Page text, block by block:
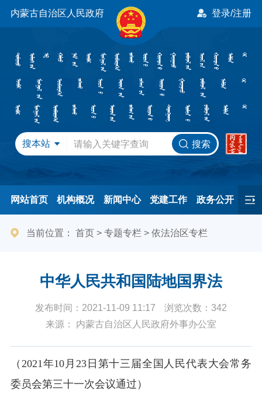
内蒙古自治区人民政府 登录/注册
搜本站 搜索
网站首页 机构概况 新闻中心 党建工作 政务公开
办事服务 民间友好 港澳事务 互动交流 专题专栏
当前位置： 首页> 专题专栏 > 依法治区专栏
中华人民共和国陆地国界法
发布时间：2021-11-09 11:17
浏览次数：342
来源： 内蒙古自治区人民政府外事办公室
（2021年10月23日第十三届全国人民代表大会常务
委员会第三十一次会议通过）